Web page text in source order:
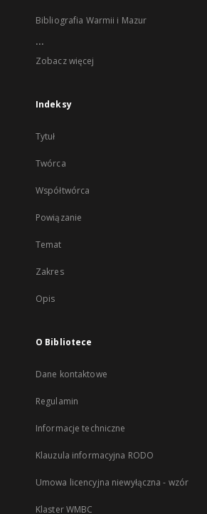
Bibliografia Warmii i Mazur
...
Zobacz więcej
Indeksy
Tytuł
Twórca
Współtwórca
Powiązanie
Temat
Zakres
Opis
O Bibliotece
Dane kontaktowe
Regulamin
Informacje techniczne
Klauzula informacyjna RODO
Umowa licencyjna niewyłączna - wzór
Klaster WMBC